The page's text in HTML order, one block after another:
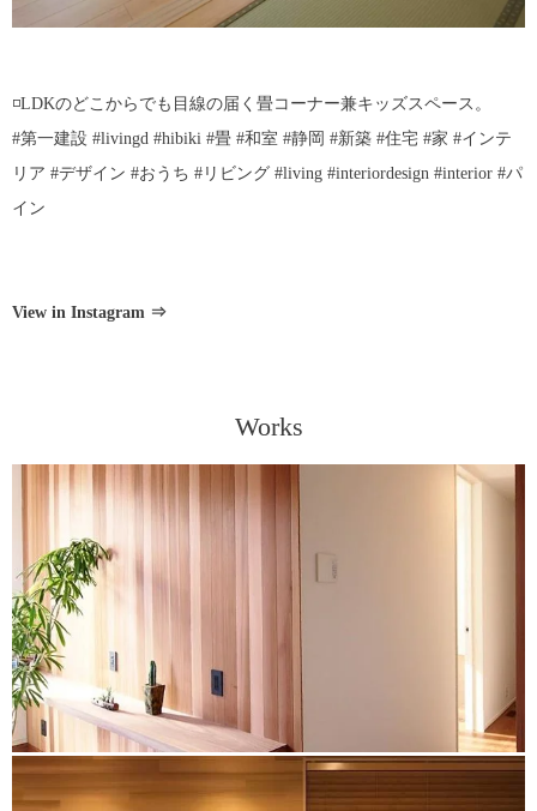
◽️LDKのどこからでも目線の届く畳コーナー兼キッズスペース。
#第一建設 #livingd #hibiki #畳 #和室 #静岡 #新築 #住宅 #家 #インテ
リア #デザイン #おうち #リビング #living #interiordesign #interior #パ
イン
View in Instagram ⇒
Works